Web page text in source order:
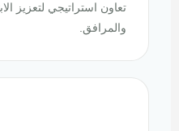
تعاون استراتيجي لتعزيز
والمرافق.